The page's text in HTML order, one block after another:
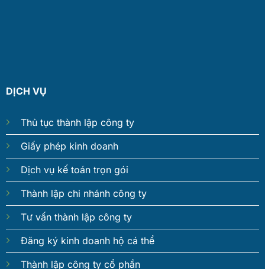
DỊCH VỤ
Thủ tục thành lập công ty
Giấy phép kinh doanh
Dịch vụ kế toán trọn gói
Thành lập chi nhánh công ty
Tư vấn thành lập công ty
Đăng ký kinh doanh hộ cá thể
Thành lập công ty cổ phần